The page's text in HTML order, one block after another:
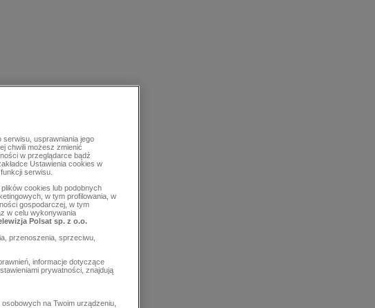
serwisu, usprawniania jego
chwili możesz zmienić
w przeglądarce bądź
Ustawienia cookies w
serwisu.
cookies lub podobnych
w tym profilowania, w
gospodarczej, w tym
w celu wykonywania
Polsat sp. z o.o.
przenoszenia, sprzeciwu,
informacje dotyczące
prywatności, znajdują
na Twoim urządzeniu,